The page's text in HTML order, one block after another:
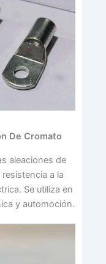
De Cromato
aleaciones de
a la
Se utiliza en
y automoción.